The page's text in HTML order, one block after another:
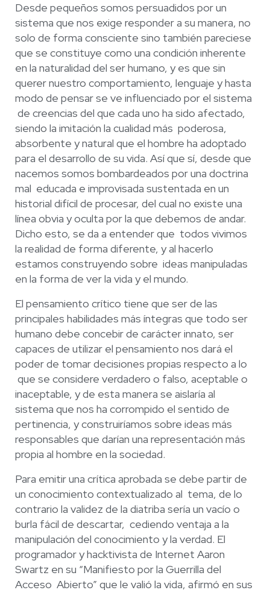
Desde pequeños somos persuadidos por un
sistema que nos exige responder a su manera, no
solo de forma consciente sino también pareciese
que se constituye como una condición inherente
en la naturalidad del ser humano, y es que sin
querer nuestro comportamiento, lenguaje y hasta
modo de pensar se ve influenciado por el sistema
de creencias del que cada uno ha sido afectado,
siendo la imitación la cualidad más poderosa,
absorbente y natural que el hombre ha adoptado
para el desarrollo de su vida. Así que sí, desde que
nacemos somos bombardeados por una doctrina
mal educada e improvisada sustentada en un
historial difícil de procesar, del cual no existe una
línea obvia y oculta por la que debemos de andar.
Dicho esto, se da a entender que todos vivimos
la realidad de forma diferente, y al hacerlo
estamos construyendo sobre ideas manipuladas
en la forma de ver la vida y el mundo.
El pensamiento crítico tiene que ser de las
principales habilidades más íntegras que todo ser
humano debe concebir de carácter innato, ser
capaces de utilizar el pensamiento nos dará el
poder de tomar decisiones propias respecto a lo
que se considere verdadero o falso, aceptable o
inaceptable, y de esta manera se aislaría al
sistema que nos ha corrompido el sentido de
pertinencia, y construiríamos sobre ideas más
responsables que darían una representación más
propia al hombre en la sociedad.
Para emitir una crítica aprobada se debe partir de
un conocimiento contextualizado al tema, de lo
contrario la validez de la diatriba sería un vacío o
burla fácil de descartar, cediendo ventaja a la
manipulación del conocimiento y la verdad. El
programadory hacktivista de Internet Aaron
Swartz en su “Manifiesto por la Guerrilla del
Acceso Abierto” que le valió la vida, afirmó en sus